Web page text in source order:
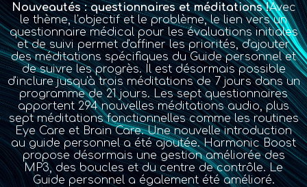
Nouveautés : questionnaires et méditations !Avec
le thème, l'objectif et le problème, le lien vers un
questionnaire médical pour les évaluations initiales
et de suivi permet d'affiner les priorités, d'ajouter
des méditations spécifiques du Guide personnel et
de suivre les progrès. Il est désormais possible
d'inclure jusqu'à trois méditations de 7 jours dans un
programme de 21 jours. Les sept questionnaires
apportent 294 nouvelles méditations audio, plus
sept méditations fonctionnelles comme les routines
Eye Care et Brain Care. Une nouvelle introduction
au guide personnel a été ajoutée. Harmonic Boost
propose désormais une gestion améliorée des
MP3, des boucles et du centre de contrôle. Le
Guide personnel a également été amélioré.